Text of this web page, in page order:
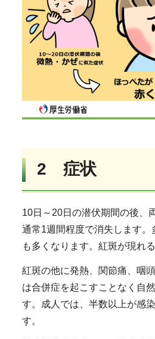
2 症状
10日～20日の潜伏期間の後、
通常1週間程度で消失します
も多くなります。紅斑が現れ
紅斑の他に発熱、関節痛、咽
は合併症を起こすことなく自
す。成人では、半数以上が感
す。